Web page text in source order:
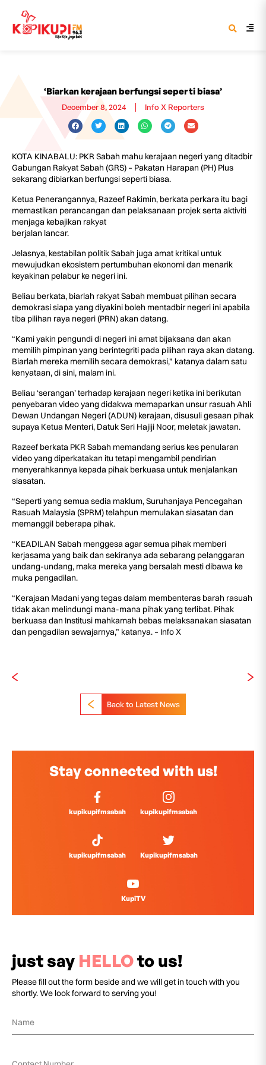
‘Biarkan kerajaan berfungsi seperti biasa’
December 8, 2024 Info X Reporters
KOTA KINABALU: PKR Sabah mahu kerajaan negeri yang ditadbir
Gabungan Rakyat Sabah (GRS) – Pakatan Harapan (PH) Plus
sekarang dibiarkan berfungsi seperti biasa.
Ketua Penerangannya, Razeef Rakimin, berkata perkara itu bagi
memastikan perancangan dan pelaksanaan projek serta aktiviti
menjaga kebajikan rakyat
berjalan lancar.
Jelasnya, kestabilan politik Sabah juga amat kritikal untuk
mewujudkan ekosistem pertumbuhan ekonomi dan menarik
keyakinan pelabur ke negeri ini.
Beliau berkata, biarlah rakyat Sabah membuat pilihan secara
demokrasi siapa yang diyakini boleh mentadbir negeri ini apabila
tiba pilihan raya negeri (PRN) akan datang.
“Kami yakin pengundi di negeri ini amat bijaksana dan akan
memilih pimpinan yang berintegriti pada pilihan raya akan datang.
Biarlah mereka memilih secara demokrasi,” katanya dalam satu
kenyataan, di sini, malam ini.
Beliau ‘serangan’ terhadap kerajaan negeri ketika ini berikutan
penyebaran video yang didakwa memaparkan unsur rasuah Ahli
Dewan Undangan Negeri (ADUN) kerajaan, disusuli gesaan pihak
supaya Ketua Menteri, Datuk Seri Hajiji Noor, meletak jawatan.
Razeef berkata PKR Sabah memandang serius kes penularan
video yang diperkatakan itu tetapi mengambil pendirian
menyerahkannya kepada pihak berkuasa untuk menjalankan
siasatan.
“Seperti yang semua sedia maklum, Suruhanjaya Pencegahan
Rasuah Malaysia (SPRM) telahpun memulakan siasatan dan
memanggil beberapa pihak.
“KEADILAN Sabah menggesa agar semua pihak memberi
kerjasama yang baik dan sekiranya ada sebarang pelanggaran
undang-undang, maka mereka yang bersalah mesti dibawa ke
muka pengadilan.
“Kerajaan Madani yang tegas dalam membenteras barah rasuah
tidak akan melindungi mana-mana pihak yang terlibat. Pihak
berkuasa dan Institusi mahkamah bebas melaksanakan siasatan
dan pengadilan sewajarnya,” katanya. – Info X
Back to Latest News
Stay connected with us!
kupikupifmsabah kupikupifmsabah
kupikupifmsabah Kupikupifmsabah
KupiTV
just say HELLOto us!
Please fill out the form beside and we will get in touch with you
shortly. We look forward to serving you!